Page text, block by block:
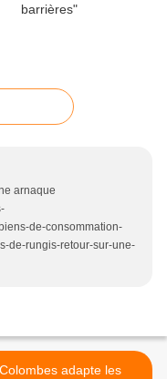
arnaque
de-consommation-
de-rungis-retour-sur-une-
Colombes adapte les